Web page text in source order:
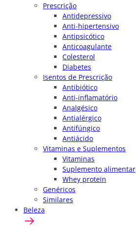
Prescrição
Antidepressivo
Anti-hipertensivo
Antipsicótico
Anticoagulante
Colesterol
Diabetes
Isentos de Prescrição
Antibiótico
Anti-inflamatório
Analgésico
Antialérgico
Antifúngico
Antiácido
Vitaminas e Suplementos
Vitaminas
Suplemento alimentar
Whey protein
Genéricos
Similares
Beleza